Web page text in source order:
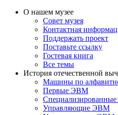
О нашем музее
Совет музея
Контактная
Поддержать проект
Поставьте ссылку
Гостевая книга
Все темы
История отечественной
Машины по
Первые ЭВМ
Управляющие ЭВМ